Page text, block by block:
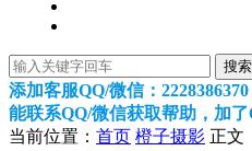
搜索
添加客服QQ/微信：
能联系QQ/微信获取帮助，加了
当前位置： 首页 橙子摄影 正文